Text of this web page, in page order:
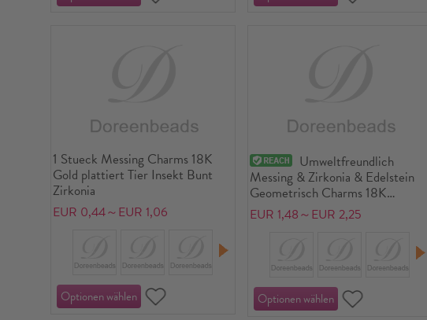
1 Stueck Messing Charms 18K
Gold plattiert Tier Insekt Bunt
Zirkonia
EUR 0,44～EUR 1,06
Umweltfreundlich
Messing & Zirkonia & Edelstein
Geometrisch Charms 18K
Echtgold plattiert
EUR 1,48～EUR 2,25